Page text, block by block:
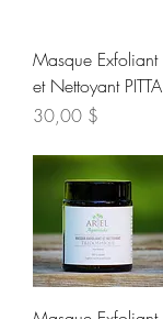
Masque Exfoliant
et Nettoyant PITTA
Prix
30,00 $